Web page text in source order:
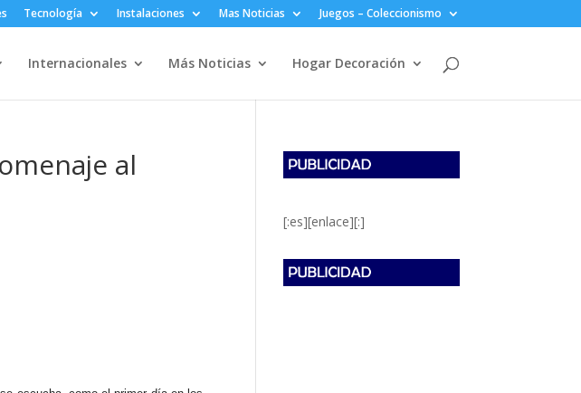
Tecnología Instalaciones Mas Noticias Juegos – Coleccionismo
Internacionales Más Noticias Hogar Decoración
al
[:es][enlace][:]